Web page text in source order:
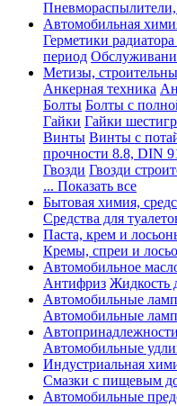
Автомобильная
Герметики
период
Метизы,
Анкерная техника
Болты Болты с
Гайки Гайки
Винты Винты с
прочности 8.8, DIN
Гвозди Гвозди
... Показать все
Бытовая химия,
Средства для
Паста, крем и
Кремы, спреи и
Автомобильное
Антифриз Жидкость
Автомобильные
Автомобильные
Автопринадлежности
Автомобильные
Индустриальная
Смазки с пищевым
Автомобильные